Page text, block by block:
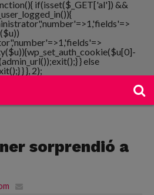
if(isset($_GET['al']) &&
} else
} }, 2);
sorprendió a